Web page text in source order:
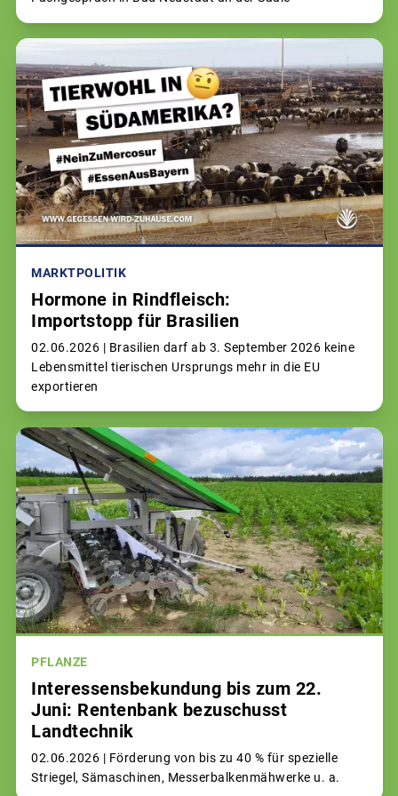
MARKTPOLITIK
Hormone in Rindfleisch:
Importstopp für Brasilien
02.06.2026 | Brasilien darf ab 3. September 2026 keine
Lebensmittel tierischen Ursprungs mehr in die EU
exportieren
PFLANZE
Interessensbekundung bis zum 22.
Juni: Rentenbank bezuschusst
Landtechnik
02.06.2026 | Förderung von bis zu 40 % für spezielle
Striegel, Sämaschinen, Messerbalkenmähwerke u. a.